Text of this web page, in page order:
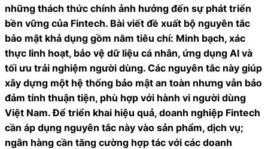
những thách thức chính ảnh hưởng đến sự phát triển
bền vững của Fintech. Bài viết đề xuất bộ nguyên tắc
bảo mật khả dụng gồm năm tiêu chí: Minh bạch, xác
thực linh hoạt, bảo vệ dữ liệu cá nhân, ứng dụng AI và
tối ưu trải nghiệm người dùng. Các nguyên tắc này giúp
xây dựng một hệ thống bảo mật an toàn nhưng vẫn bảo
đảm tính thuận tiện, phù hợp với hành vi người dùng
Việt Nam. Để triển khai hiệu quả, doanh nghiệp Fintech
cần áp dụng nguyên tắc này vào sản phẩm, dịch vụ;
ngân hàng cần tăng cường hợp tác với các doanh